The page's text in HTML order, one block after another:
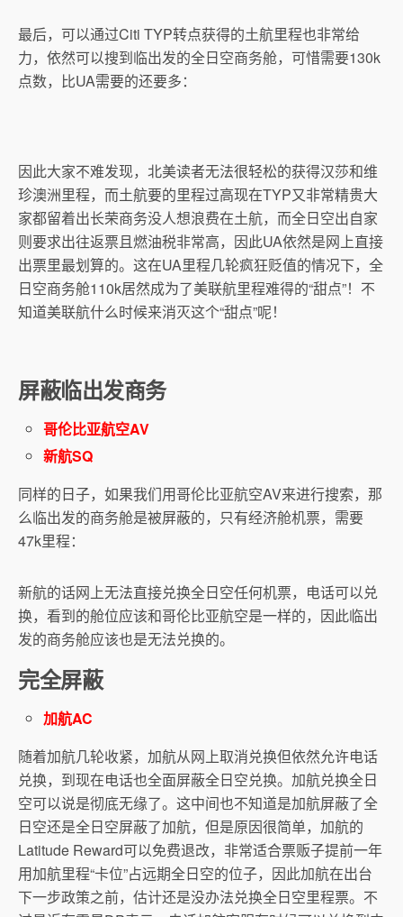
最后，可以通过Citi TYP转点获得的土航里程也非常给
力，依然可以搜到临出发的全日空商务舱，可惜需要130k
点数，比UA需要的还要多：
因此大家不难发现，北美读者无法很轻松的获得汉莎和维
珍澳洲里程，而土航要的里程过高现在TYP又非常精贵大
家都留着出长荣商务没人想浪费在土航，而全日空出自家
则要求出往返票且燃油税非常高，因此UA依然是网上直接
出票里最划算的。这在UA里程几轮疯狂贬值的情况下，全
日空商务舱110k居然成为了美联航里程难得的“甜点”！不
知道美联航什么时候来消灭这个“甜点”呢！
屏蔽临出发商务
哥伦比亚航空AV
新航SQ
同样的日子，如果我们用哥伦比亚航空AV来进行搜索，那
么临出发的商务舱是被屏蔽的，只有经济舱机票，需要
47k里程：
新航的话网上无法直接兑换全日空任何机票，电话可以兑
换，看到的舱位应该和哥伦比亚航空是一样的，因此临出
发的商务舱应该也是无法兑换的。
完全屏蔽
加航AC
随着加航几轮收紧，加航从网上取消兑换但依然允许电话
兑换，到现在电话也全面屏蔽全日空兑换。加航兑换全日
空可以说是彻底无缘了。这中间也不知道是加航屏蔽了全
日空还是全日空屏蔽了加航，但是原因很简单，加航的
Latitude Reward可以免费退改，非常适合票贩子提前一年
用加航里程“卡位”占远期全日空的位子，因此加航在出台
下一步政策之前，估计还是没办法兑换全日空里程票。不